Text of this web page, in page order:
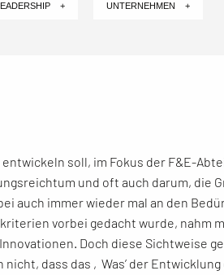
+ UNTERNEHMEN +
soll, im Fokus der F&E-
und oft auch darum, die
auch immer wieder mal an den
vorbei gedacht wurde, nahm
Doch diese Sichtweise
dass das ‚Was’ der